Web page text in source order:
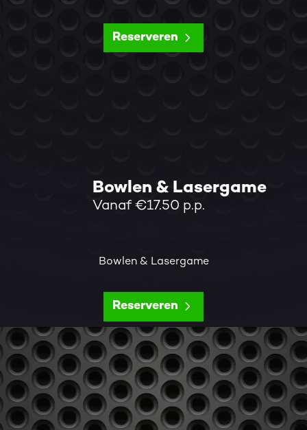
Reserveren
Bowlen & Lasergame
Vanaf €17.50 p.p.
Bowlen & Lasergame
Reserveren